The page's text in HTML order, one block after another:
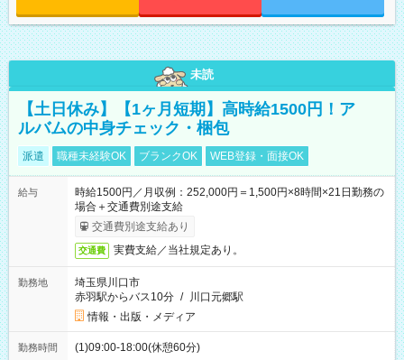
未読
【土日休み】【1ヶ月短期】高時給1500円！ア
ルバムの中身チェック・梱包
派遣 職種未経験OK ブランクOK WEB登録・面接OK
給与
時給1500円／月収例：252,000円＝1,500円×8時間×21日勤務の
場合＋交通費別途支給
交通費別途支給あり
交通費 実費支給／当社規定あり。
勤務地
埼玉県川口市
赤羽駅からバス10分 / 川口元郷駅
情報・出版・メディア
勤務時間 (1)09:00-18:00(休憩60分)